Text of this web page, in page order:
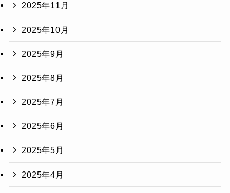
2025年11月
2025年10月
2025年9月
2025年8月
2025年7月
2025年6月
2025年5月
2025年4月